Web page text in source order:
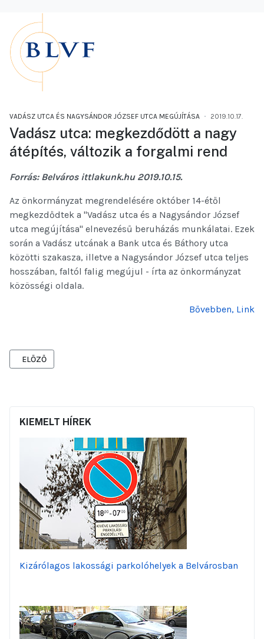
VADÁSZ UTCA ÉS NAGYSÁNDOR JÓZSEF UTCA MEGÚJÍTÁSA 2019.10.17.
Vadász utca: megkezdődött a nagy
átépítés, változik a forgalmi rend
Forrás: Belváros ittlakunk.hu 2019.10.15.
Az önkormányzat megrendelésére október 14-étől
megkezdődtek a "Vadász utca és a Nagysándor József
utca megújítása" elnevezésű beruházás munkálatai. Ezek
során a Vadász utcának a Bank utca és Báthory utca
közötti szakasza, illetve a Nagysándor József utca teljes
hosszában, faltól falig megújul - írta az önkormányzat
közösségi oldala.
Bővebben, Link
ELŐZŐ CIKK: LEZÁRTÁK A VADÁSZ UTCÁT: CSAK A KEDDI NAPRA,
ELŐZŐ
KIEMELT HÍREK
Kizárólagos lakossági parkolóhelyek a Belvárosban